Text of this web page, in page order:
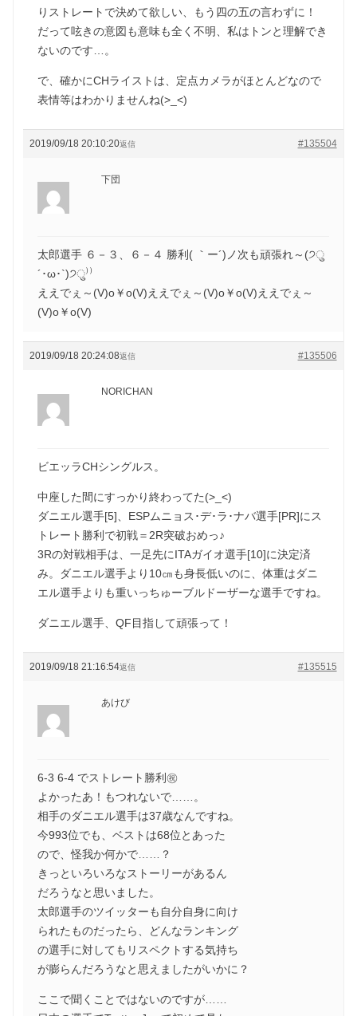
りストレートで決めて欲しい、もう四の五の言わずに！
だって呟きの意図も意味も全く不明、私はトンと理解でき
ないのです…。
で、確かにCHライストは、定点カメラがほとんどなので
表情等はわかりませんね(>_<)
2019/09/18 20:10:20 #135504
返信
下団
太郎選手 ６－３、６－４ 勝利( ｀ー´)ノ次も頑張れ～(੭ु
´･ω･`)੭ु⁾⁾
ええでぇ～(V)o￥o(V)ええでぇ～(V)o￥o(V)ええでぇ～
(V)o￥o(V)
2019/09/18 20:24:08 #135506
返信
NORICHAN
ビエッラCHシングルス。
中座した間にすっかり終わってた(>_<)
ダニエル選手[5]、ESPムニョス･デ･ラ･ナバ選手[PR]にス
トレート勝利で初戦＝2R突破おめっ♪
3Rの対戦相手は、一足先にITAガイオ選手[10]に決定済
み。ダニエル選手より10㎝も身長低いのに、体重はダニ
エル選手よりも重いっちゅーブルドーザーな選手ですね。
ダニエル選手、QF目指して頑張って！
2019/09/18 21:16:54 #135515
返信
あけび
6-3 6-4 でストレート勝利㊗️
よかったあ！もつれないで……。
相手のダニエル選手は37歳なんですね。
今993位でも、ベストは68位とあった
ので、怪我か何かで……？
きっといろいろなストーリーがあるん
だろうなと思いました。
太郎選手のツイッターも自分自身に向け
られたものだったら、どんなランキング
の選手に対してもリスペクトする気持ち
が膨らんだろうなと思えましたがいかに？
ここで聞くことではないのですが……